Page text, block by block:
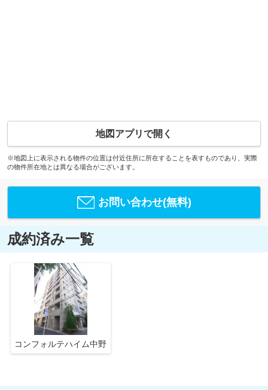
地図アプリで開く
※地図上に表示される物件の位置は付近住所に所在することを表すものであり、実際
の物件所在地とは異なる場合がございます。
お問い合わせ(無料)
成約済み一覧
コンフォルテハイム中野